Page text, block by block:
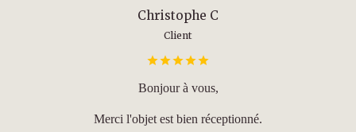
Christophe C
Client
Bonjour à vous,
Merci l'objet est bien réceptionné.